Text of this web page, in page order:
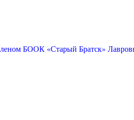
БООК «Старый Братск»